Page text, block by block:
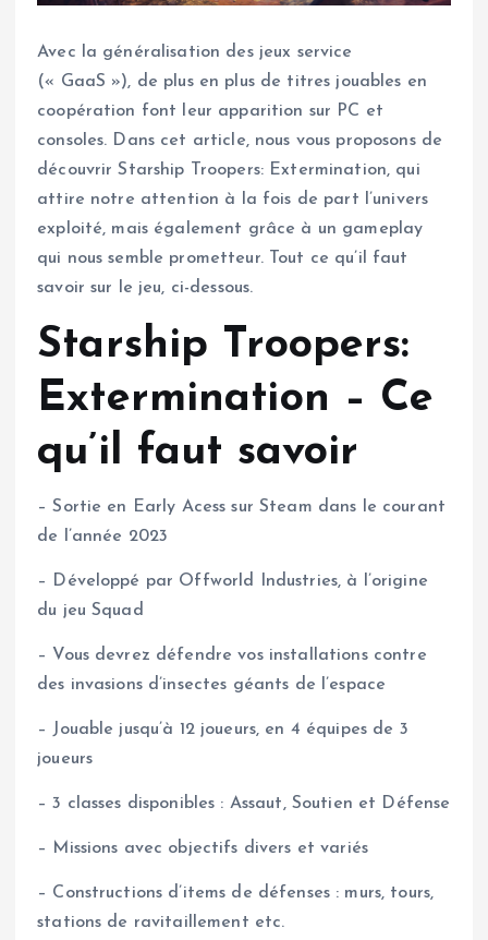
Avec la généralisation des jeux service
(« GaaS »), de plus en plus de titres jouables en
coopération font leur apparition sur PC et
consoles. Dans cet article, nous vous proposons de
découvrir Starship Troopers: Extermination, qui
attire notre attention à la fois de part l’univers
exploité, mais également grâce à un gameplay
qui nous semble prometteur. Tout ce qu’il faut
savoir sur le jeu, ci-dessous.
Starship Troopers:
Extermination – Ce
qu’il faut savoir
– Sortie en Early Acess sur Steam dans le courant
de l’année 2023
– Développé par Offworld Industries, à l’origine
du jeu Squad
– Vous devrez défendre vos installations contre
des invasions d’insectes géants de l’espace
– Jouable jusqu’à 12 joueurs, en 4 équipes de 3
joueurs
– 3 classes disponibles : Assaut, Soutien et Défense
– Missions avec objectifs divers et variés
– Constructions d’items de défenses : murs, tours,
stations de ravitaillement etc.